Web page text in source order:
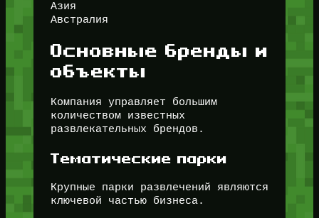
Азия
Австралия
Основные бренды и
объекты
Компания управляет большим
количеством известных
развлекательных брендов.
Тематические парки
Крупные парки развлечений являются
ключевой частью бизнеса.